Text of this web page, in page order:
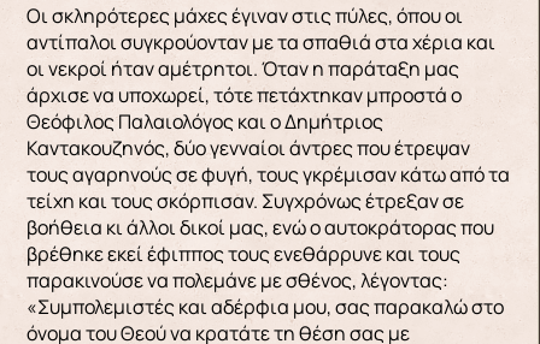
Οι σκληρότερες μάχες έγιναν στις πύλες, όπου οι
αντίπαλοι συγκρούονταν με τα σπαθιά στα χέρια και
οι νεκροί ήταν αμέτρητοι. Όταν η παράταξη μας
άρχισε να υποχωρεί, τότε πετάχτηκαν μπρο­στά ο
Θεόφιλος Παλαιολόγος και ο Δημήτριος
Καντακουζηνός, δύο γενναίοι άντρες που έτρε­ψαν
τους αγαρηνούς σε φυγή, τους γκρέμισαν κά­τω από τα
τείχη και τους σκόρπισαν. Συγχρόνως έτρεξαν σε
βοήθεια κι άλλοι δικοί μας, ενώ ο αυ­τοκράτορας που
βρέθηκε εκεί έφιππος τους ενε­θάρρυνε και τους
παρακινούσε να πολεμάνε με σθένος, λέγοντας:
«Συμπολεμιστές και αδέρφια μου, σας παρακαλώ στο
όνομα του Θεού να κρα­τάτε τη θέση σας με